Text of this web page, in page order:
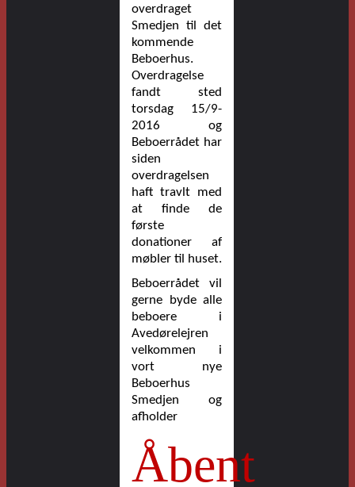
overdraget
Smedjen til det
kommende
Beboerhus.
Overdragelse
fandt sted
torsdag 15/9-
2016 og
Beboerrådet har
siden
overdragelsen
haft travlt med
at finde de
første
donationer af
møbler til huset.
Beboerrådet vil
gerne byde alle
beboere i
Avedørelejren
velkommen i
vort nye
Beboerhus
Smedjen og
afholder
Åbent